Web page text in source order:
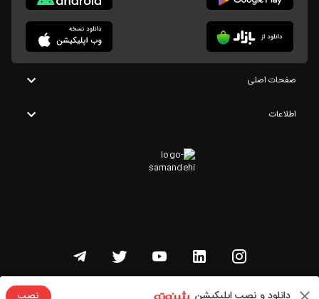
صفحات اصلی
اطلاعات
تمامی حقوق این وبسایت متعلق به شنوتو است